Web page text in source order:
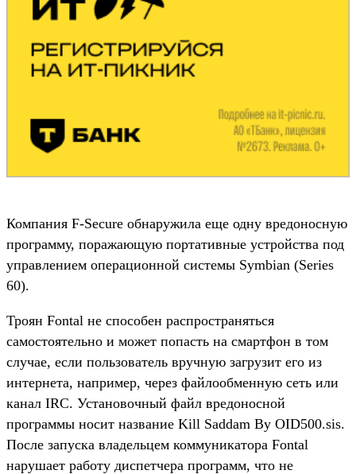
Компания F-Secure обнаружила еще одну вредоносную
программу, поражающую портативные устройства под
управлением операционной системы Symbian (Series
60).
Троян Fontal не способен распространяться
самостоятельно и может попасть на смартфон в том
случае, если пользователь вручную загрузит его из
интернета, например, через файлообменную сеть или
канал IRC. Установочный файл вредоносной
программы носит название Kill Saddam By OID500.sis.
После запуска владельцем коммуникатора Fontal
нарушает работу диспетчера программ, что не